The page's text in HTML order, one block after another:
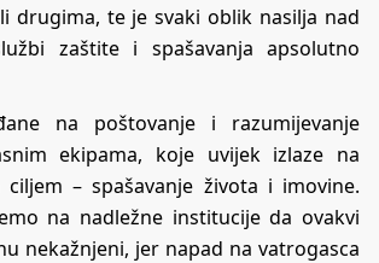
drugima, te je svaki oblik nasilja nad
zaštite i spašavanja apsolutno
na poštovanje i razumijevanje
ekipama, koje uvijek izlaze na
– spašavanje života i imovine.
na nadležne institucije da ovakvi
nekažnjeni, jer napad na vatrogasca